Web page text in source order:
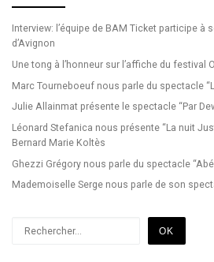
Interview: l’équipe de BAM Ticket participe à
d’Avignon
Une tong à l’honneur sur l’affiche du festival
Marc Tourneboeuf nous parle du spectacle
Julie Allainmat présente le spectacle “Par
Léonard Stefanica nous présente “La nuit
Bernard Marie Koltès
Ghezzi Grégory nous parle du spectacle
Mademoiselle Serge nous parle de son
OK